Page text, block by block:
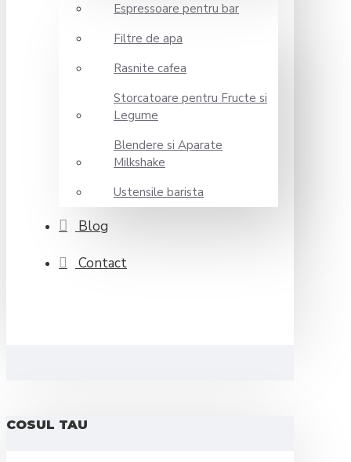
Espressoare pentru bar
Filtre de apa
Rasnite cafea
Storcatoare pentru Fructe si
Legume
Blendere si Aparate
Milkshake
Ustensile barista
Blog
Contact
COSUL TAU